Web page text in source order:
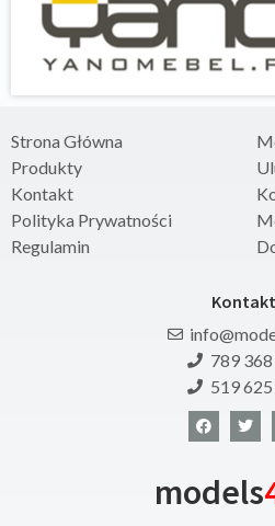
Strona Główna
Produkty
Kontakt
Polityka Prywatności
Regulamin
789
519
models